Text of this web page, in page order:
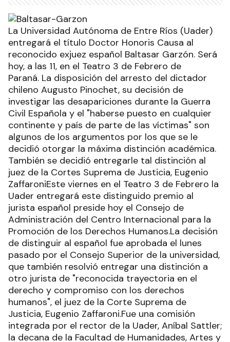
La Universidad Autónoma de Entre Ríos (Uader)
entregará el título Doctor Honoris Causa al
reconocido exjuez español Baltasar Garzón. Será
hoy, a las 11, en el Teatro 3 de Febrero de
Paraná. La disposición del arresto del dictador
chileno Augusto Pinochet, su decisión de
investigar las desapariciones durante la Guerra
Civil Española y el "haberse puesto en cualquier
continente y país de parte de las víctimas" son
algunos de los argumentos por los que se le
decidió otorgar la máxima distinción académica.
También se decidió entregarle tal distinción al
juez de la Cortes Suprema de Justicia, Eugenio
ZaffaroniEste viernes en el Teatro 3 de Febrero la
Uader entregará este distinguido premio al
jurista español preside hoy el Consejo de
Administración del Centro Internacional para la
Promoción de los Derechos Humanos.La decisión
de distinguir al español fue aprobada el lunes
pasado por el Consejo Superior de la universidad,
que también resolvió entregar una distinción a
otro jurista de "reconocida trayectoria en el
derecho y compromiso con los derechos
humanos", el juez de la Corte Suprema de
Justicia, Eugenio Zaffaroni.Fue una comisión
integrada por el rector de la Uader, Aníbal Sattler;
la decana de la Facultad de Humanidades, Artes y